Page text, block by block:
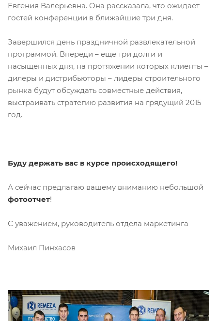
Евгения Валерьевна. Она рассказала, что ожидает
гостей конференции в ближайшие три дня.
Завершился день праздничной развлекательной
программой. Впереди – еще три долги и
насыщенных дня, на протяжении которых клиенты –
дилеры и дистрибьюторы – лидеры строительного
рынка будут обсуждать совместные действия,
выстраивать стратегию развития на грядущий 2015
год.
Буду держать вас в курсе происходящего!
А сейчас предлагаю вашему вниманию небольшой
фотоотчет!
С уважением, руководитель отдела маркетинга
Михаил Пинхасов